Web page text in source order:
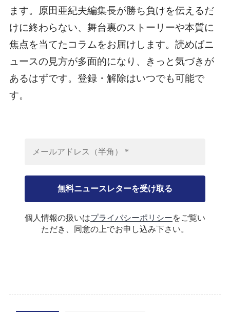
ます。原田亜紀夫編集長が勝ち負けを伝えるだ
けに終わらない、舞台裏のストーリーや本質に
焦点を当てたコラムをお届けします。読めばニ
ュースの見方が多面的になり、きっと気づきが
あるはずです。登録・解除はいつでも可能で
す。
個人情報の扱いはプライバシーポリシーをご覧い
ただき、同意の上でお申し込み下さい。